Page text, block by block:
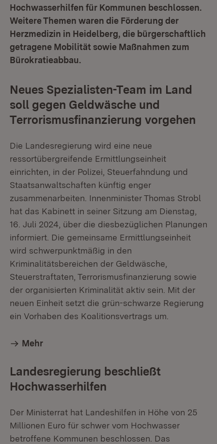
Hochwasserhilfen für Kommunen beschlossen.
Weitere Themen waren die Förderung der
Herzmedizin in Heidelberg, die bürgerschaftlich
getragene Mobilität sowie Maßnahmen zum
Bürokratieabbau.
Neues Spezialisten-Team im Land
soll gegen Geldwäsche und
Terrorismusfinanzierung vorgehen
Die Landesregierung wird eine neue
ressortübergreifende Ermittlungseinheit
einrichten, in der Polizei, Steuerfahndung und
Staatsanwaltschaften künftig enger
zusammenarbeiten. Innenminister Thomas Strobl
hat das Kabinett in seiner Sitzung am Dienstag,
16. Juli 2024, über die diesbezüglichen Planungen
informiert. Die gemeinsame Ermittlungseinheit
wird schwerpunktmäßig in den
Kriminalitätsbereichen der Geldwäsche,
Steuerstraftaten, Terrorismusfinanzierung sowie
der organisierten Kriminalität aktiv sein. Mit der
neuen Einheit setzt die grün-schwarze Regierung
ein Vorhaben des Koalitionsvertrags um.
Mehr
Landesregierung beschließt
Hochwasserhilfen
Der Ministerrat hat Landeshilfen in Höhe von 25
Millionen Euro für schwer vom Hochwasser
betroffene Kommunen beschlossen. Das